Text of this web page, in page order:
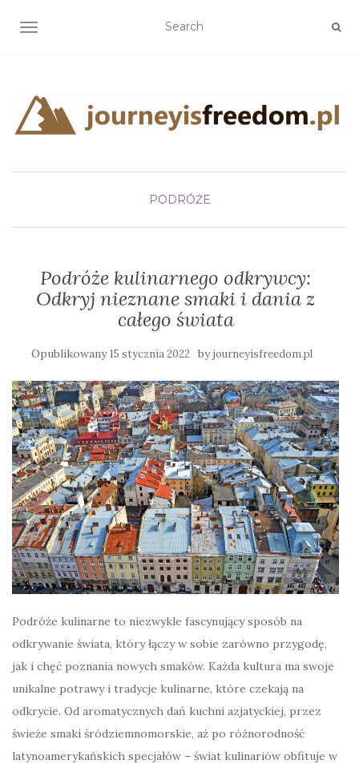
TOGGLE NAVIGATION
PODRÓŻE
Podróże kulinarnego odkrywcy:
Odkryj nieznane smaki i dania z
całego świata
Opublikowany15 stycznia 2022 byjourneyisfreedom.pl
Podróże kulinarne to niezwykle fascynujący sposób na
odkrywanie świata, który łączy w sobie zarówno przygodę,
jak i chęć poznania nowych smaków. Każda kultura ma swoje
unikalne potrawy i tradycje kulinarne, które czekają na
odkrycie. Od aromatycznych dań kuchni azjatyckiej, przez
świeże smaki śródziemnomorskie, aż po różnorodność
latynoamerykańskich specjałów – świat kulinariów obfituje w